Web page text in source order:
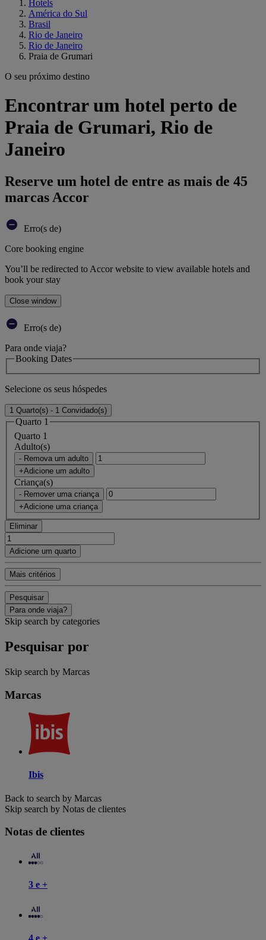
Hotels
América do Sul
Brasil
Rio de Janeiro
Rio de Janeiro
Praia de Grumari
O seu próximo destino
Encontrar um hotel perto de
Praia de Grumari, Rio de
Janeiro
Reserve um hotel de entre as mais de 45
marcas Accor
Erro(s de)
Core booking engine
You’ll be redirected to Accor website to view available hotels and
book your stay
Close window
Erro(s de)
Para onde viaja?
Booking Dates
Selecione os seus hóspedes
1 Quarto(s) - 1 Convidado(s)
Quarto 1
Quarto 1
Adulto(s)
- Remova um adulto
+Adicione um adulto
Criança(s)
- Remover uma criança
+Adicione uma criança
Eliminar
Adicione um quarto
Mais critérios
Pesquisar
Para onde viaja?
Skip search by categories
Pesquisar por
Skip search by Marcas
Marcas
Ibis
Back to search by Marcas
Skip search by Notas de clientes
Notas de clientes
3 e +
4 e +